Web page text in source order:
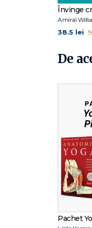
Învinge
Amiral
38.5 lei
De
Pachet